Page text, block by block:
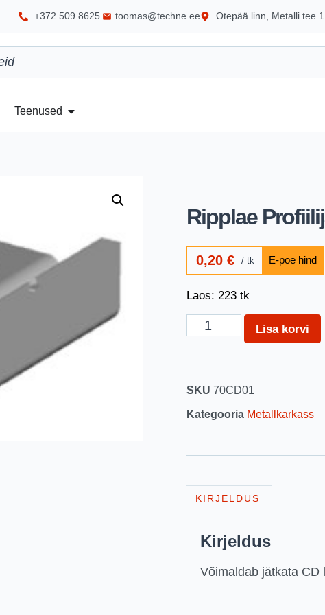
+372 509 8625 toomas@techne.ee Otepää linn, Metalli tee 1
Teenused
Ripplae
0,20€ tk
Laos: 223 tk
Lisa korvi
SKU 70CD01
Kategooria Metallkarkass
KIRJELDUS
Kirjeldus
Võimaldab jätkata CD